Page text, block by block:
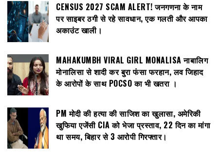
CENSUS 2027 SCAM ALERT! जनगणना के नाम
पर साइबर ठगी से रहे सावधान, एक गलती और आपका
अकाउंट खाली।
MAHAKUMBH VIRAL GIRL MONALISA नाबालिग
मोनालिसा से शादी कर बुरा फंसा फरहान, लव जिहाद
के आरोपों के साथ POCSO का भी खतरा ।
PM मोदी की हत्या की साजिश का खुलासा, अमेरिकी
खुफिया एजेंसी CIA को भेजा प्रस्ताव, 22 दिन का मांगा
था समय, बिहार से 3 आरोपी गिरफ्तार।